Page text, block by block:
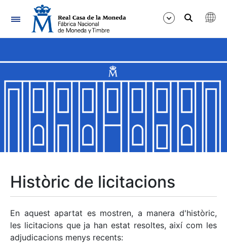
Navegació
Mostra/Amaga
Mostra/Amaga
Mostra/Amaga
Històric de licitacions
En aquest apartat es mostren, a manera d'històric,
les licitacions que ja han estat resoltes, així com les
adjudicacions menys recents: